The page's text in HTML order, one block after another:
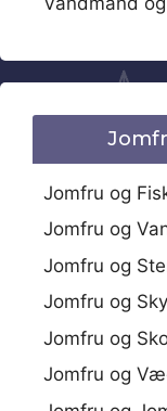
Jomfru og
Jomfru og
Jomfru og
Jomfru og
Jomfru og
Jomfru og